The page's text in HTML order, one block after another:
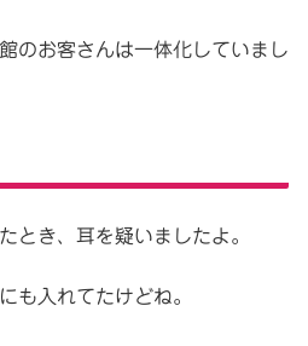
のお客さんは一体化していまし
とき、耳を疑いましたよ。
も入れてたけどね。